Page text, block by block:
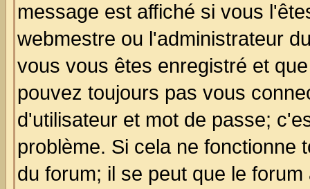
message est affiché si vous
webmestre ou l'administrateur
vous vous êtes enregistré et
pouvez toujours pas vous
d'utilisateur et mot de passe;
problème. Si cela ne fonctionne
du forum; il se peut que le